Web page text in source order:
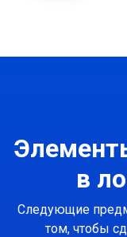
в
Следующие
том, чтобы